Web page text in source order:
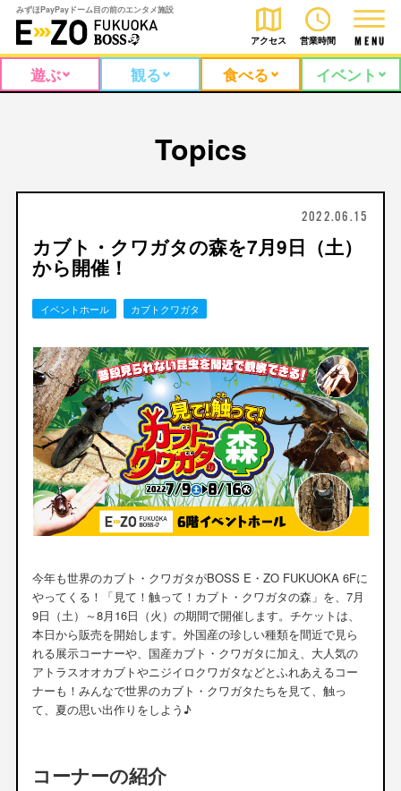
みずほPayPayドーム目の前のエンタメ施設
アクセス 営業時間 M E N U
遊ぶ 観る 食べる イベント
Topics
2022.06.15
カブト・クワガタの森を7月9日（土）
から開催！
イベントホール カブトクワガタ
今年も世界のカブト・クワガタがBOSS E・ZO FUKUOKA 6Fに
やってくる！「見て！触って！カブト・クワガタの森」を、7月
9日（土）～8月16日（火）の期間で開催します。チケットは、
本日から販売を開始します。外国産の珍しい種類を間近で見ら
れる展示コーナーや、国産カブト・クワガタに加え、大人気の
アトラスオオカブトやニジイロクワガタなどとふれあえるコー
ナーも！みんなで世界のカブト・クワガタたちを見て、触っ
て、夏の思い出作りをしよう♪
コーナーの紹介